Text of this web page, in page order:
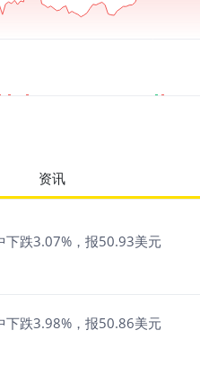
资讯
下跌3.07%，报50.93美元
下跌3.98%，报50.86美元